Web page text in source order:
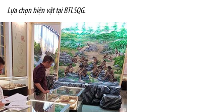
Lựa chọn hiện vật tại BTLSQG.